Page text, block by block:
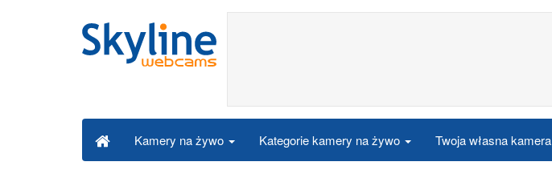
Kamery na żywo Kategorie kamery na żywo Twoja własna kamera